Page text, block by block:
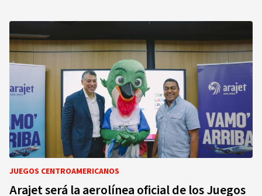
JUEGOS CENTROAMERICANOS
Arajet será la aerolínea oficial de los Juegos